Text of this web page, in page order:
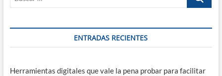
ENTRADAS RECIENTES
Herramientas digitales que vale la pena probar para facilitar